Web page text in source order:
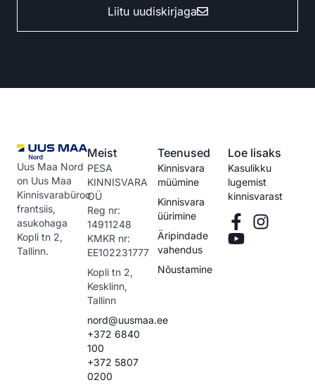
Liitu uudiskirjaga
Uus Maa Nord
on Uus Maa
Kinnisvarabüroo
frantsiis,
asukohaga
Kopli tn 2,
Tallinn.
Meist
PESA
KINNISVARA
OÜ
Reg nr:
14911248
KMKR nr:
EE102231777
Kopli tn 2,
Kesklinn,
Tallinn
nord@uusmaa.ee
+372 6840
100
+372 5807
0200
Teenused
Kinnisvara
müümine
Kinnisvara
üürimine
Äripindade
vahendus
Nõustamine
Loe lisaks
Kasulikku
lugemist
kinnisvarast